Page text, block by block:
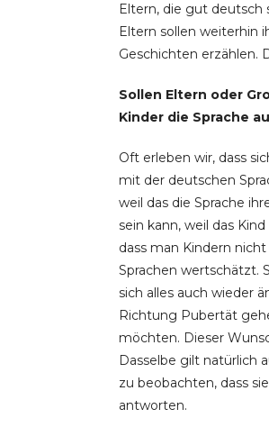
Eltern, die gut deutsch
Eltern sollen weiterhin
Geschichten erzählen.
Sollen Eltern oder
Kinder die Sprache
Oft erleben wir, dass
mit der deutschen
weil das die Sprache
sein kann, weil das
dass man Kindern
Sprachen wertschätzt.
sich alles auch wieder
Richtung Pubertät
möchten. Dieser
Dasselbe gilt natürlich
zu beobachten, dass
antworten.